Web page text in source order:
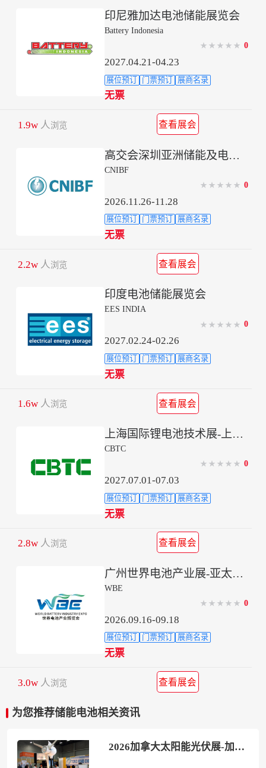
印尼雅加达电池储能展览会
Battery Indonesia
★ ★ ★ ★ ★ 0
2027.04.21-04.23
展位预订 门票预订 展商名录
无票
1.9w人浏览 查看展会
高交会深圳亚洲储能及电池产业展
CNIBF
★ ★ ★ ★ ★ 0
2026.11.26-11.28
展位预订 门票预订 展商名录
无票
2.2w人 浏览 查看展会
印度电池储能展览会
EES INDIA
★ ★ ★ ★ ★ 0
2027.02.24-02.26
展位预订 门票预订 展商名录
无票
1.6w人浏览 查看展会
上海国际锂电池技术展-上海储能技术展
CBTC
★ ★ ★ ★ ★ 0
2027.07.01-07.03
展位预订 门票预订 展商名录
无票
2.8w人浏览 查看展会
广州世界电池产业展-亚太电池展-亚太储能展
WBE
★ ★ ★ ★ ★ 0
2026.09.16-09.18
展位预订 门票预订 展商名录
无票
3.0w人 浏览 查看展会
为您推荐储能电池相关资讯
2026加拿大太阳能光伏展-加拿大储能电池展 (Electricity Transformation Canada)参展攻略（时间地点+门票价格）